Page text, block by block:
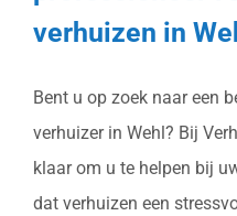
verhuizen in
Bent u op zoek naar een
verhuizer in Wehl? Bij
klaar om u te helpen bij
dat verhuizen een